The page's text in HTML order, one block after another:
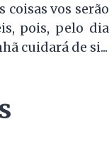
coisas vos serão
pois, pelo dia
cuidará de si...